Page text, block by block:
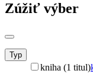
Zúžiť výber
Typ
kniha (1 titul)